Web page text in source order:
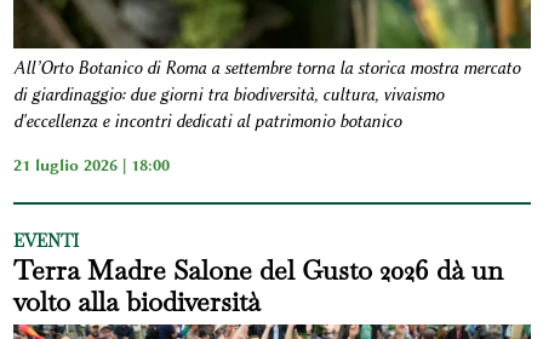
All’Orto Botanico di Roma a settembre torna la storica mostra mercato
di giardinaggio: due giorni tra biodiversità, cultura, vivaismo
d'eccellenza e incontri dedicati al patrimonio botanico
21 luglio 2026 | 18:00
EVENTI
Terra Madre Salone del Gusto 2026 dà un
volto alla biodiversità